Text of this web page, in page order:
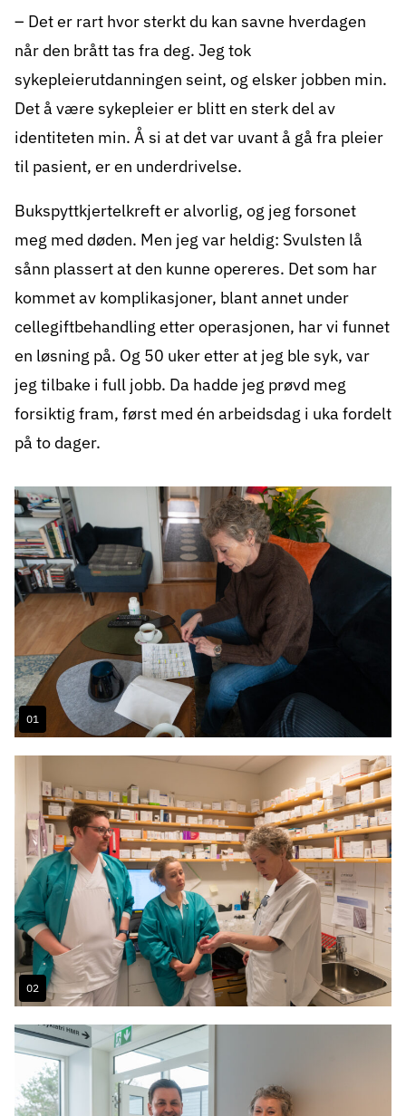
– Det er rart hvor sterkt du kan savne hverdagen
når den brått tas fra deg. Jeg tok
sykepleierutdanningen seint, og elsker jobben min.
Det å være sykepleier er blitt en sterk del av
identiteten min. Å si at det var uvant å gå fra pleier
til pasient, er en underdrivelse.
Bukspyttkjertelkreft er alvorlig, og jeg forsonet
meg med døden. Men jeg var heldig: Svulsten lå
sånn plassert at den kunne opereres. Det som har
kommet av komplikasjoner, blant annet under
cellegiftbehandling etter operasjonen, har vi funnet
en løsning på. Og 50 uker etter at jeg ble syk, var
jeg tilbake i full jobb. Da hadde jeg prøvd meg
forsiktig fram, først med én arbeidsdag i uka fordelt
på to dager.
Gallery
1
Image
01
Image
02
Gallery
1